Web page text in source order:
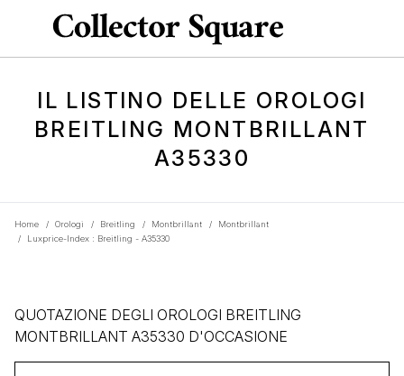
IL LISTINO DELLE OROLOGI
BREITLING MONTBRILLANT
A35330
Home / Orologi / Breitling / Montbrillant /
Montbrillant
/
Luxprice-Index : Breitling - A35330
QUOTAZIONE DEGLI OROLOGI BREITLING
MONTBRILLANT A35330 D'OCCASIONE